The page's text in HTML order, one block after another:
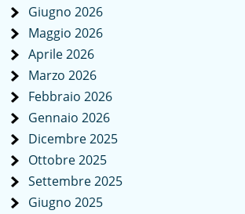
Giugno 2026
Maggio 2026
Aprile 2026
Marzo 2026
Febbraio 2026
Gennaio 2026
Dicembre 2025
Ottobre 2025
Settembre 2025
Giugno 2025